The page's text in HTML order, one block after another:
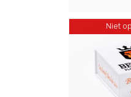
Niet